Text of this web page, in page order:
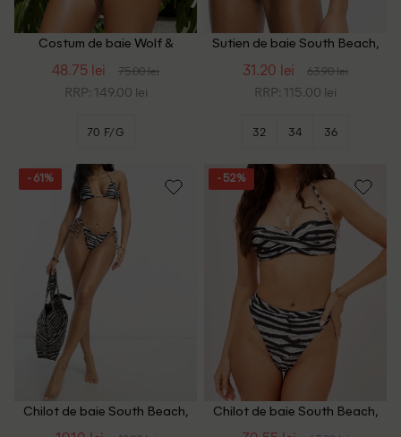
Costum de baie Wolf &
48.75 lei 75.00 lei
RRP: 149.00 lei
70 F/G
Sutien de baie South Beach,
31.20 lei 63.90 lei
RRP: 115.00 lei
32 34 36
- 61%
Chilot de baie South Beach,
- 52%
Chilot de baie South Beach,